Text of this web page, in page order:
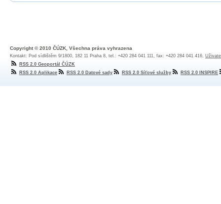
Copyright © 2010 ČÚZK, Všechna práva vyhrazena
Kontakt: Pod sídlištěm 9/1800, 182 11 Praha 8, tel.: +420 284 041 111, fax: +420 284 041 416,
RSS 2.0 Geoportál ČÚZK
RSS 2.0 Aplikace
RSS 2.0 Datové sady RSS 2.0 Síťové služby RSS 2.0 INSPIRE